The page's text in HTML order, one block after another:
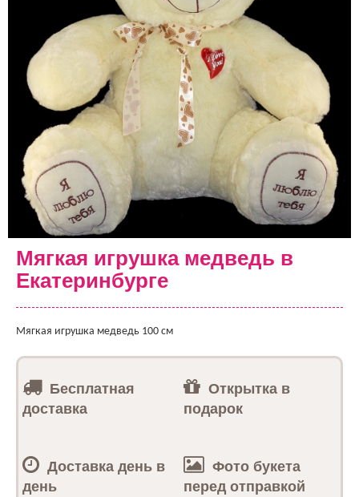
Мягкая игрушка медведь в
Екатеринбурге
Мягкая игрушка медведь 100 см
Бесплатная
доставка
Открытка в
подарок
Доставка день в
день
Фото букета
перед отправкой